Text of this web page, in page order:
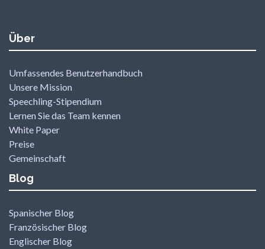
Über
Umfassendes Benutzerhandbuch
Unsere Mission
Speechling-Stipendium
Lernen Sie das Team kennen
White Paper
Preise
Gemeinschaft
Blog
Spanischer Blog
Französischer Blog
Englischer Blog